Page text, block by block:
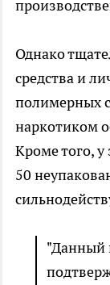
Однако
средства и
полимерных
наркотиком
Кроме того,
50
"Данный